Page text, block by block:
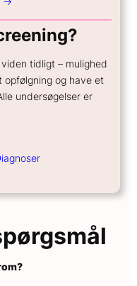
tidligt – mulighed
og have et
undersøgelser er